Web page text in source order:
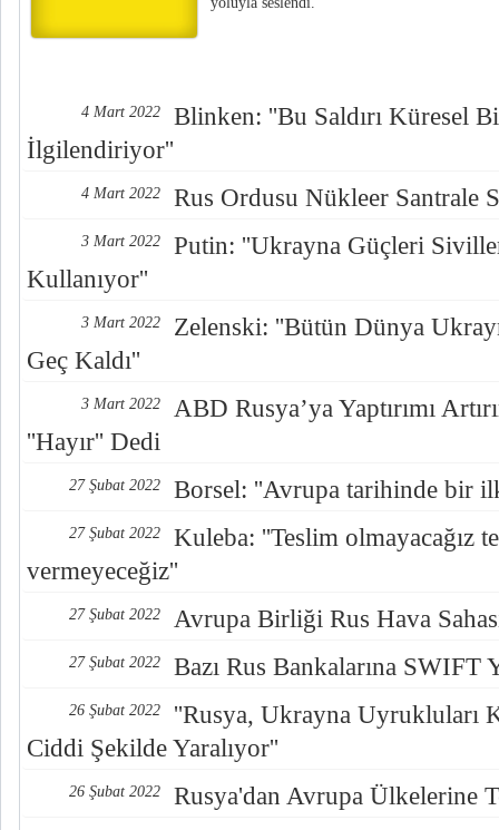
4 Mart 2022
Blinken: ''Bu Saldırı Küresel
İlgilendiriyor''
4 Mart 2022 Rus Ordusu Nükleer Santrale
3 Mart 2022
Putin: ''Ukrayna Güçleri
Kullanıyor''
3 Mart 2022
Zelenski: ''Bütün Dünya
Geç Kaldı''
3 Mart 2022
ABD Rusya’ya Yaptırımı
''Hayır'' Dedi
27 Şubat 2022 Borsel: ''Avrupa tarihinde bir
27 Şubat 2022
Kuleba: ''Teslim olmayacağız
vermeyeceğiz''
27 Şubat 2022 Avrupa Birliği Rus Hava
27 Şubat 2022 Bazı Rus Bankalarına SWIFT
26 Şubat 2022
''Rusya, Ukrayna Uyrukluları
Ciddi Şekilde Yaralıyor''
26 Şubat 2022 Rusya'dan Avrupa Ülkelerine